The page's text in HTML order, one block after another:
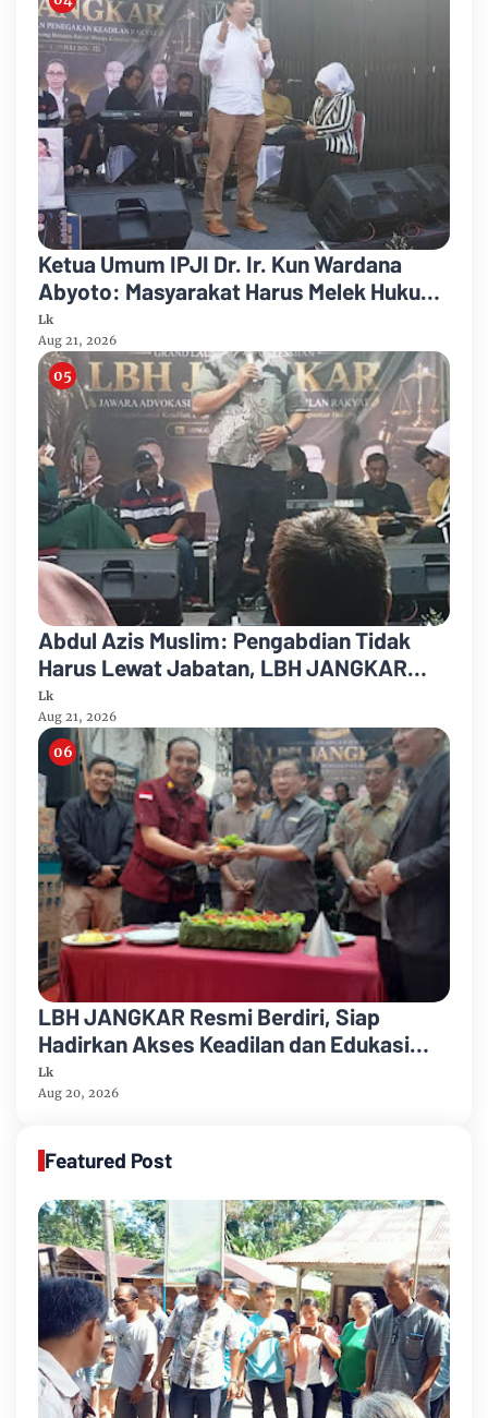
Ketua Umum IPJI Dr. Ir. Kun Wardana
Abyoto: Masyarakat Harus Melek Hukum
dan Melek Teknologi di Era AI
Lk
Aug 21, 2026
Abdul Azis Muslim: Pengabdian Tidak
Harus Lewat Jabatan, LBH JANGKAR
Jadi Jalan Mengabdi untuk Masyarakat
Lk
Aug 21, 2026
LBH JANGKAR Resmi Berdiri, Siap
Hadirkan Akses Keadilan dan Edukasi
Hukum bagi Masyarakat
Lk
Aug 20, 2026
Featured Post